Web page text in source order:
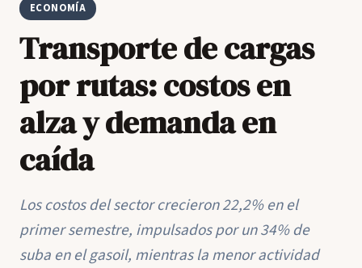
ECONOMÍA
Transporte de cargas
por rutas: costos en
alza y demanda en
caída
Los costos del sector crecieron 22,2% en el
primer semestre, impulsados por un 34% de
suba en el gasoil, mientras la menor actividad